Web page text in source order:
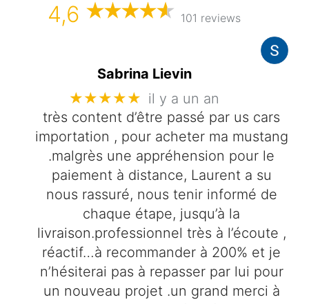
4,6 101 reviews
Sabrina Lievin
★★★★★ il y a un an
très content d’être passé par us cars
importation , pour acheter ma mustang
.malgrès une appréhension pour le
paiement à distance, Laurent a su
nous rassuré, nous tenir informé de
chaque étape, jusqu’à la
livraison.professionnel très à l’écoute ,
réactif…à recommander à 200% et je
n’hésiterai pas à repasser par lui pour
un nouveau projet .un grand merci à